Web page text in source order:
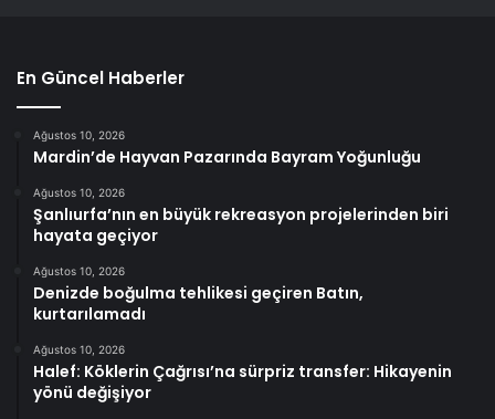
En Güncel Haberler
Ağustos 10, 2026
Mardin’de Hayvan Pazarında Bayram Yoğunluğu
Ağustos 10, 2026
Şanlıurfa’nın en büyük rekreasyon projelerinden biri
hayata geçiyor
Ağustos 10, 2026
Denizde boğulma tehlikesi geçiren Batın,
kurtarılamadı
Ağustos 10, 2026
Halef: Köklerin Çağrısı’na sürpriz transfer: Hikayenin
yönü değişiyor